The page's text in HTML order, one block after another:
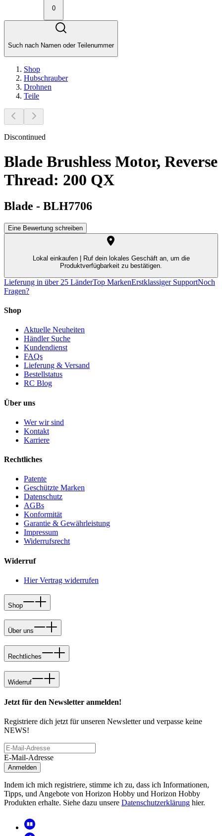
0
Such nach Namen oder Teilenummer
Shop
Hubschrauber
Drohnen
Teile
Discontinued
Blade Brushless Motor, Reverse
Thread: 200 QX
Blade - BLH7706
Eine Bewertung schreiben
Lokal einkaufen |
Ruf dein lokales Geschäft an, um die
Produktverfügbarkeit zu bestätigen.
Lieferung in über 25 LänderTop MarkenErstklassiger SupportNoch
Fragen?
Shop
Aktuelle Neuheiten
Händler Suche
Kundendienst
FAQs
Lieferung & Versand
Bestellstatus
RC Blog
Über uns
Wer wir sind
Kontakt
Karriere
Rechtliches
Patente
Geschützte Marken
Datenschutz
AGBs
Konformität
Garantie & Gewährleistung
Impressum
Widerrufsrecht
Widerruf
Hier Vertrag widerrufen
Shop
Über uns
Rechtliches
Widerruf
Jetzt für den Newsletter anmelden!
Registriere dich jetzt für unseren Newsletter und verpasse keine
NEWS!
E-Mail-Adresse
Anmelden
Indem ich mich registriere, stimme ich zu, dass ich Informationen,
Tipps, und Angebote von Horizon Hobby und Horizon Hobby
Produkten erhalte. Siehe dazu unsere Datenschutzerklärung hier.